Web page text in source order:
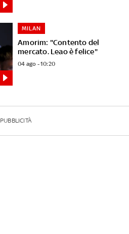
Amorim: "Contento del
mercato. Leao è felice"
MILAN
04 ago - 10:20
PUBBLICITÀ